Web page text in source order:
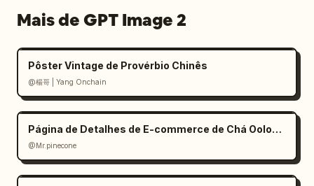
Mais de GPT Image 2
Pôster Vintage de Provérbio Chinês
@楊哥 | Yang Onchain
Página de Detalhes de E-commerce de Chá Oolong Estilo Zen
@Mr.pinecone